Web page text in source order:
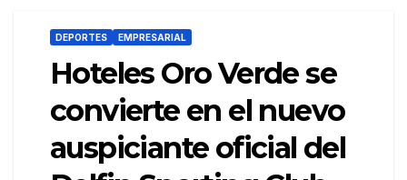
DEPORTES EMPRESARIAL
Hoteles Oro Verde se
convierte en el nuevo
auspiciante oficial del